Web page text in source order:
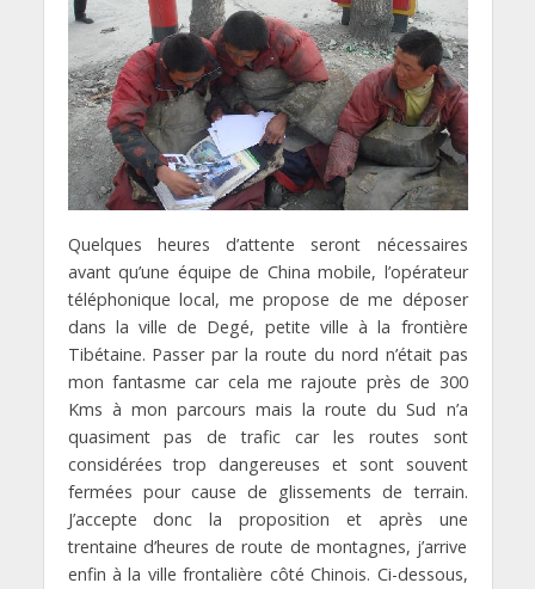
Quelques heures d’attente seront nécessaires
avant qu’une équipe de China mobile, l’opérateur
téléphonique local, me propose de me déposer
dans la ville de Degé, petite ville à la frontière
Tibétaine. Passer par la route du nord n’était pas
mon fantasme car cela me rajoute près de 300
Kms à mon parcours mais la route du Sud n’a
quasiment pas de trafic car les routes sont
considérées trop dangereuses et sont souvent
fermées pour cause de glissements de terrain.
J’accepte donc la proposition et après une
trentaine d’heures de route de montagnes, j’arrive
enfin à la ville frontalière côté Chinois. Ci-dessous,